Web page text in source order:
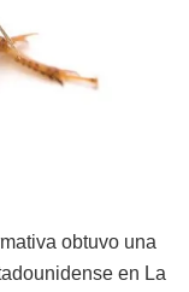
obtuvo una
en La